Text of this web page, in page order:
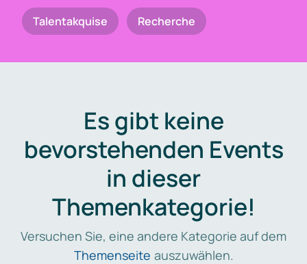
Talentakquise Recherche
Es gibt keine
bevorstehenden Events
in dieser
Themenkategorie!
Versuchen Sie, eine andere Kategorie auf dem
Themenseite auszuwählen.